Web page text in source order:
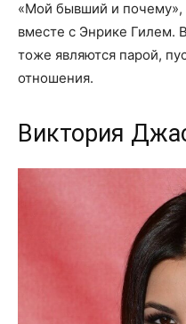
«Мой бывший и почему»,
вместе с Энрике Гилем.
тоже являются парой,
отношения.
Виктория